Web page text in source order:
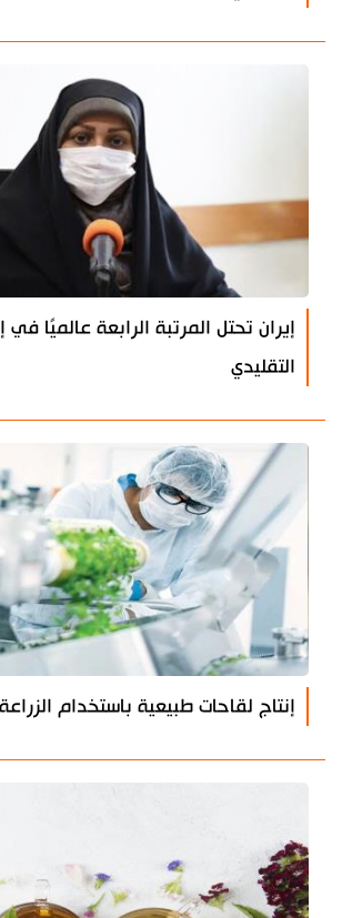
إيران تحتل المرتبة الرابعة عالميًا
التقليدي
إنتاج لقاحات طبيعية باستخدام